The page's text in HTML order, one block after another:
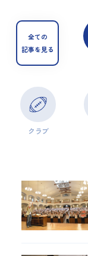
全ての
記事を見る
クラブ